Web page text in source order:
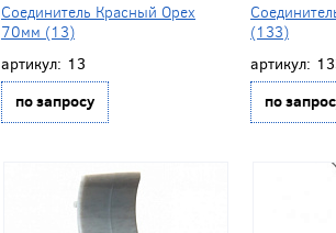
Соединитель Красный Орех
70мм (13)
артикул: 13
по запросу
(133)
артикул:
по